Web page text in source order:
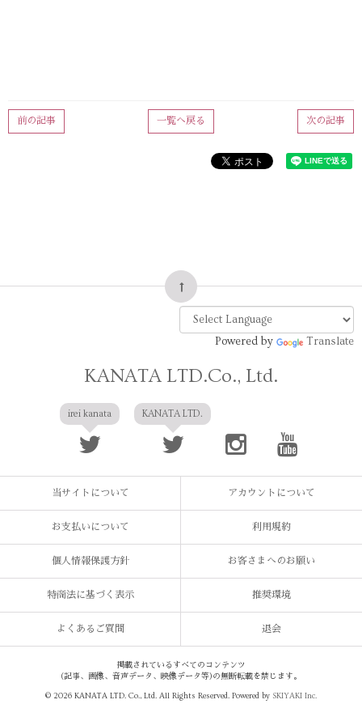
次の記事
一覧へ戻る
前の記事
Powered by Translate
KANATA LTD.Co., Ltd.
irei kanata KANATA LTD.
当サイトについて アカウントについて
お支払いについて 利用規約
個人情報保護方針 お客さまへのお願い
特商法に基づく表示 推奨環境
よくあるご質問 退会
掲載されているすべてのコンテンツ
(記事、画像、音声データ、映像データ等)の無断転載を禁じます。
© 2026 KANATA LTD. Co., Ltd. All Rights Reserved. Powered by SKIYAKI Inc.